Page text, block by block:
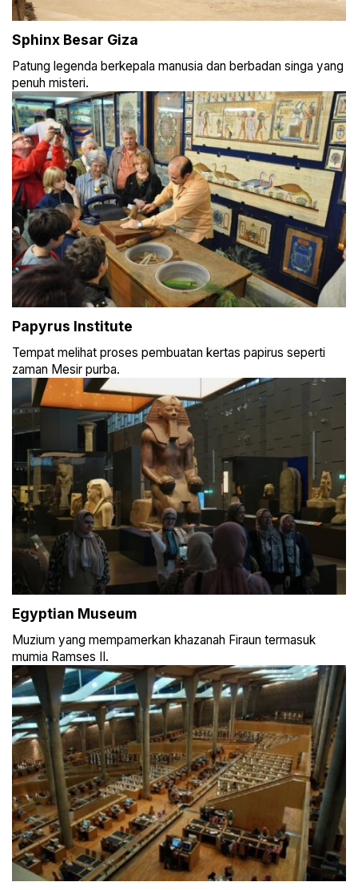
Sphinx Besar Giza
Patung legenda berkepala manusia dan berbadan singa yang
penuh misteri.
Papyrus Institute
Tempat melihat proses pembuatan kertas papirus seperti
zaman Mesir purba.
Egyptian Museum
Muzium yang mempamerkan khazanah Firaun termasuk
mumia Ramses II.